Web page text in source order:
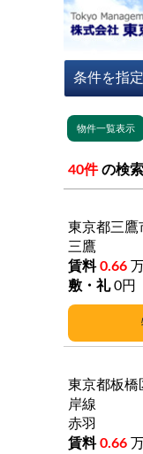
40件 の検
東京都三鷹
三鷹
0.66
0円
東京都板橋
岸線
赤羽
0.66